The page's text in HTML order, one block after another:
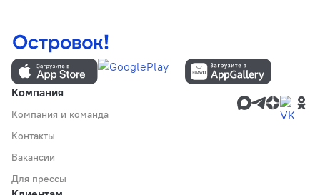
Компания
Компания и команда
Контакты
Вакансии
Для прессы